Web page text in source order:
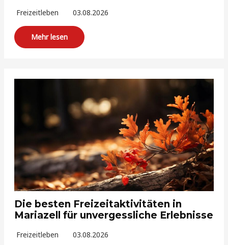
Freizeitleben 03.08.2026
Mehr lesen
Die besten Freizeitaktivitäten in
Mariazell für unvergessliche Erlebnisse
Freizeitleben 03.08.2026